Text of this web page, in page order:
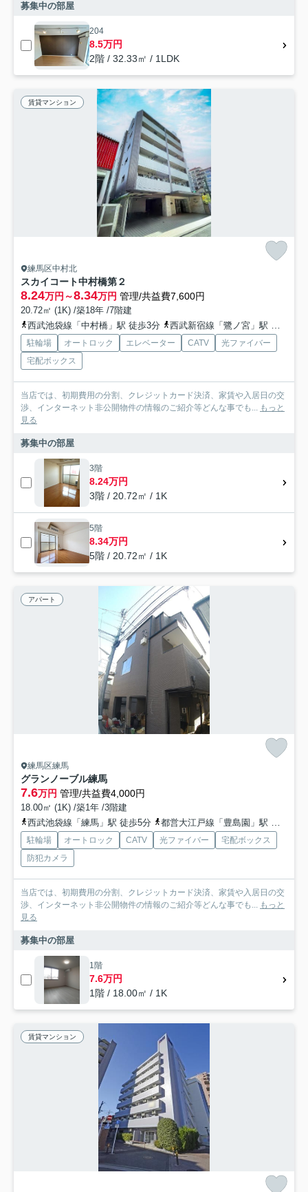
募集中の部屋
204
8.5万円
2階 / 32.33㎡ / 1LDK
賃貸マンション
練馬区中村北
スカイコート中村橋第２
8.24万円～8.34万円 管理/共益費7,600円
20.72㎡ (1K) /築18年 /7階建
西武池袋線「中村橋」駅 徒歩3分
西武新宿線「鷺ノ宮」駅 徒歩23分
駐輪場 オートロック エレベーター CATV
光ファイバー
宅配ボックス
当店では、初期費用の分割、クレジットカード決済、家賃や入居日の交
渉、インターネット非公開物件の情報のご紹介等どんな事でも... もっと
見る
募集中の部屋
3階
8.24万円
3階 / 20.72㎡ / 1K
5階
8.34万円
5階 / 20.72㎡ / 1K
アパート
練馬区練馬
グランノーブル練馬
7.6万円 管理/共益費4,000円
18.00㎡ (1K) /築1年 /3階建
西武池袋線「練馬」駅 徒歩5分
都営大江戸線「豊島園」駅 徒歩5分
駐輪場 オートロック CATV 光ファイバー
宅配ボックス
防犯カメラ
当店では、初期費用の分割、クレジットカード決済、家賃や入居日の交
渉、インターネット非公開物件の情報のご紹介等どんな事でも... もっと
見る
募集中の部屋
1階
7.6万円
1階 / 18.00㎡ / 1K
賃貸マンション